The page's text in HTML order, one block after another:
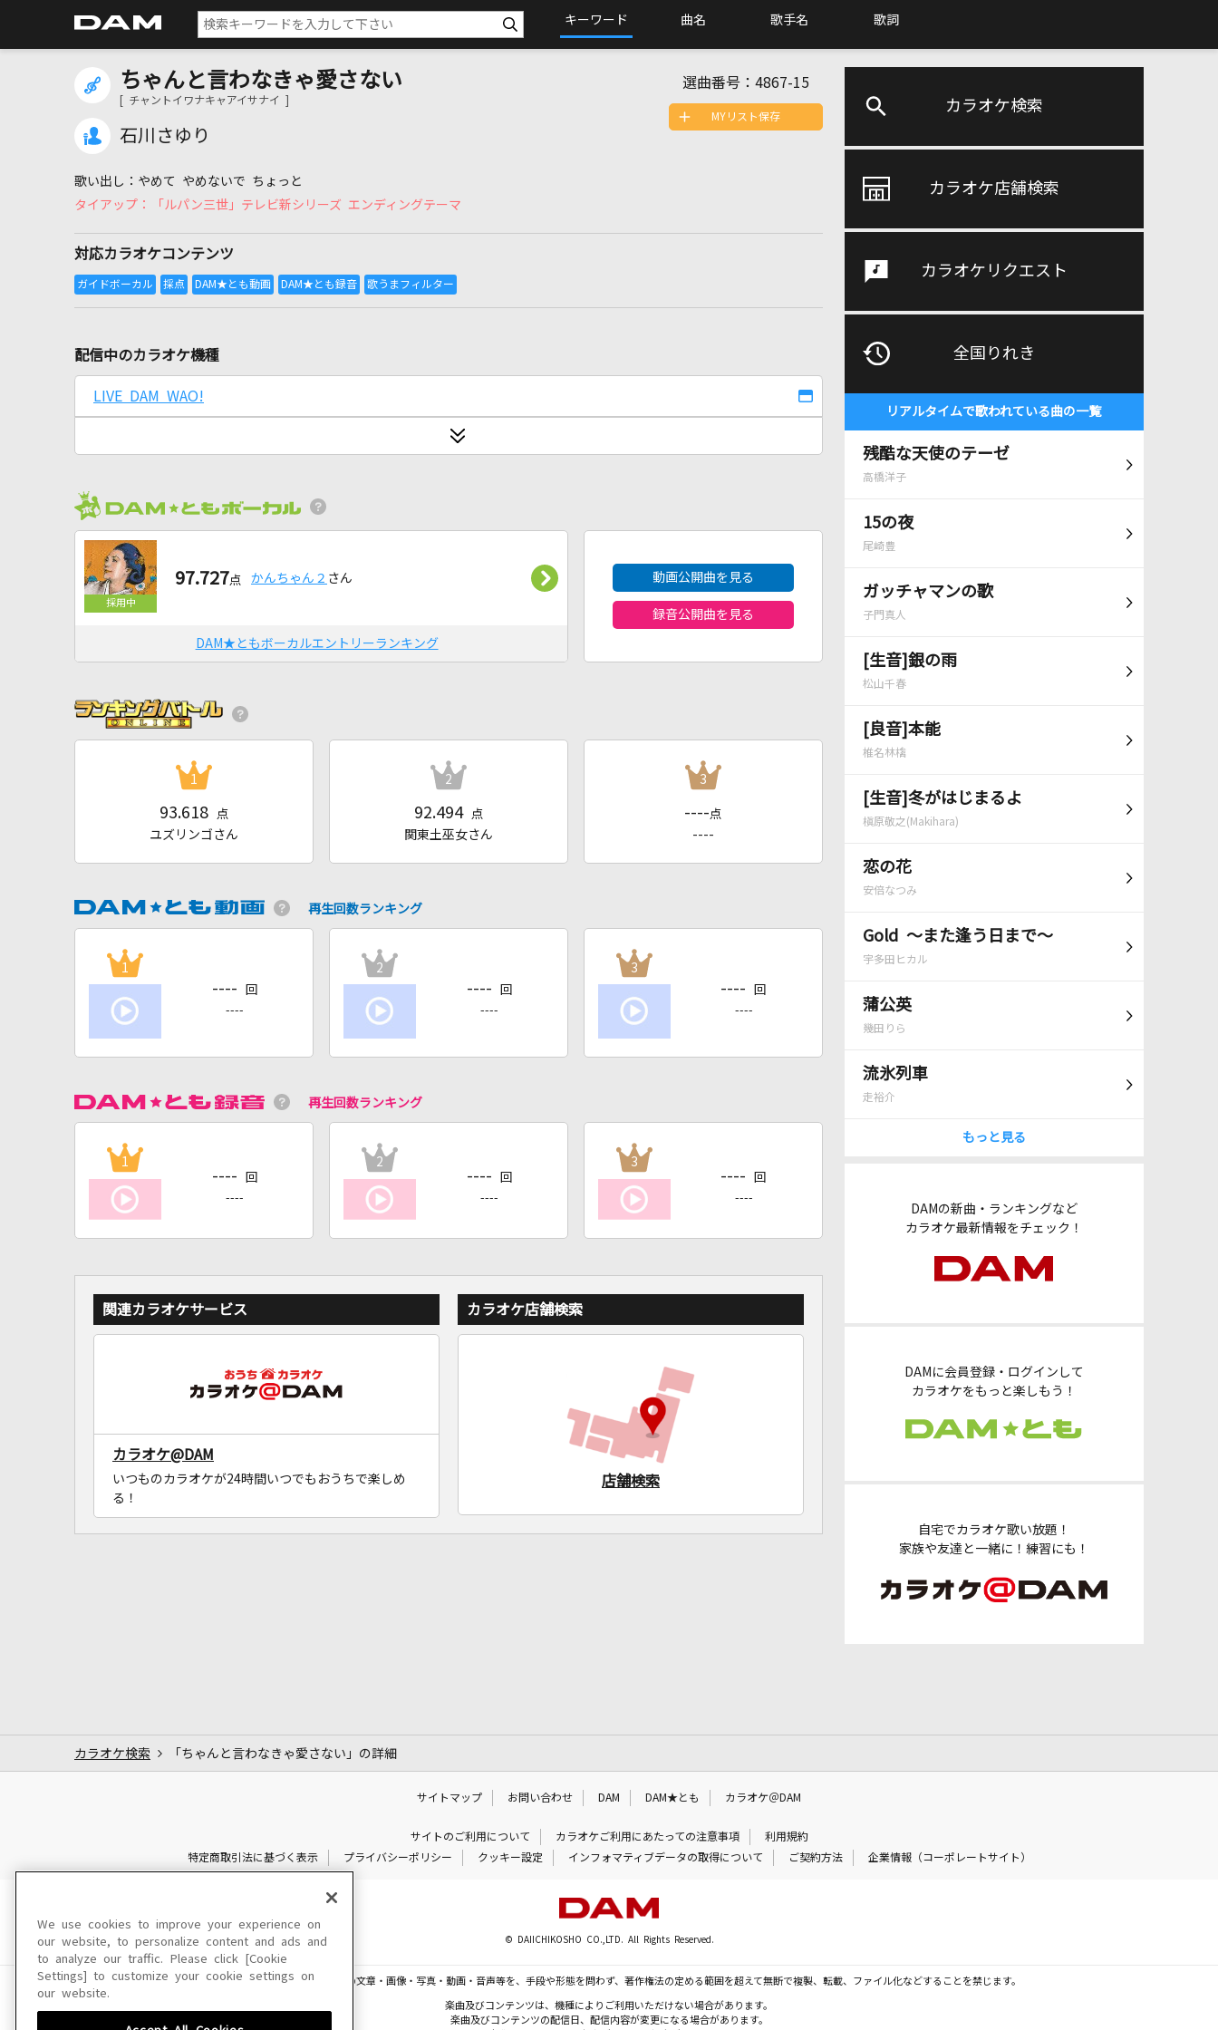
キーワード 曲名 歌手名 歌詞
カラオケ検索
カラオケ店舗検索
カラオケリクエスト
全国りれき
リアルタイムで歌われている曲の一覧
残酷な天使のテーゼ
高橋洋子
15の夜
尾崎豊
ガッチャマンの歌
子門真人
[生音]銀の雨
松山千春
[良音]本能
椎名林檎
[生音]冬がはじまるよ
槇原敬之(Makihara)
恋の花
安倍なつみ
Gold ～また逢う日まで～
宇多田ヒカル
蒲公英
幾田りら
流氷列車
走裕介
もっと見る
DAMの新曲・ランキングなど
カラオケ最新情報をチェック！
DAMに会員登録・ログインして
カラオケをもっと楽しもう！
自宅でカラオケ歌い放題！
家族や友達と一緒に！練習にも！
ちゃんと言わなきゃ愛さない
[ チャントイワナキャアイサナイ ]
石川さゆり
選曲番号： 4867-15
やめて やめないで ちょっと
「ルパン三世」テレビ新シリーズ エンディングテーマ
対応カラオケコンテンツ
MYリスト保存
配信中のカラオケ機種
LIVE DAM WAO!
97.727点 かんちゃん２ さん
DAM★ともボーカルエントリーランキング
動画公開曲を見る
録音公開曲を見る
1
93.618
点
ユズリンゴさん
2
92.494
点
関東土巫女さん
3
---- 点
----
再生回数ランキング
1
---- 回
----
2
---- 回
----
3
---- 回
----
再生回数ランキング
1
---- 回
----
2
---- 回
----
3
---- 回
----
関連カラオケサービス
カラオケ@DAM
いつものカラオケが24時間いつでもおうちで楽しめ
る！
カラオケ店舗検索
店舗検索
カラオケ検索 「ちゃんと言わなきゃ愛さない」の詳細
サイトマップ お問い合わせ DAM DAM★とも カラオケ＠DAM
サイトのご利用について カラオケご利用にあたっての注意事項
利用規約
特定商取引法に基づく表示
プライバシーポリシー クッキー設定 インフォマティブデータの取得について ご契約方法 企業情報（コーポレートサイト）
© DAIICHIKOSHO CO.,LTD. All Rights Reserved.
このサイトに掲載されている一切の文章・画像・写真・動画・音声等を、手段や形態を問わず、著作権法の定める範囲を超えて無断で複製、転載、ファイル化などすることを禁じます。
楽曲及びコンテンツは、機種によりご利用いただけない場合があります。
楽曲及びコンテンツの配信日、配信内容が変更になる場合があります。
We use cookies to improve your experience on
our website, to personalize content and ads and
to analyze our traffic. Please click [Cookie
Settings] to customize your cookie settings on
our website.